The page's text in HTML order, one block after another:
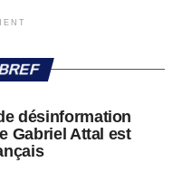
désinformation
Gabriel Attal est